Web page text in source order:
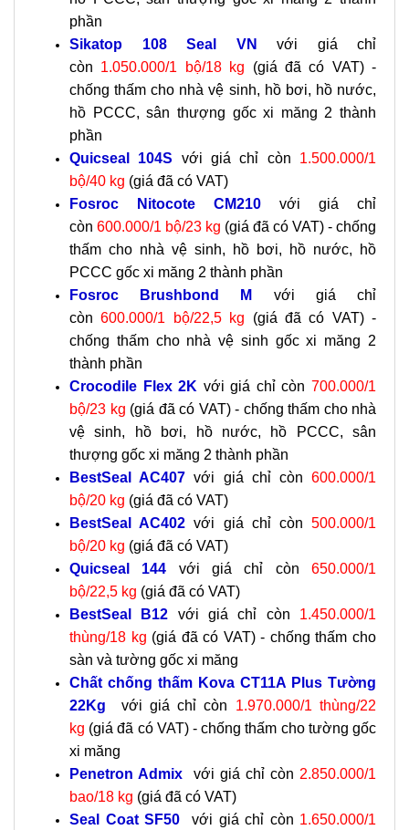
phần
Sikatop 108 Seal VN
với giá chỉ
còn 1.050.000/1 bộ/18 kg (giá đã có VAT) -
chống thấm cho nhà vệ sinh, hồ bơi, hồ nước,
hồ PCCC, sân thượng gốc xi măng 2 thành
phần
Quicseal 104S với giá chỉ còn 1.500.000/1
bộ/40 kg (giá đã có VAT)
Fosroc Nitocote CM210 với giá chỉ
còn 600.000/1 bộ/23 kg (giá đã có VAT) - chống
thấm cho nhà vệ sinh, hồ bơi, hồ nước, hồ
PCCC gốc xi măng 2 thành phần
Fosroc Brushbond M
với giá chỉ
còn600.000/1 bộ/22,5 kg (giá đã có VAT) -
chống thấm cho nhà vệ sinh gốc xi măng 2
thành phần
Crocodile Flex 2K với giá chỉ còn700.000/1
bộ/23 kg (giá đã có VAT) - chống thấm cho nhà
vệ sinh, hồ bơi, hồ nước, hồ PCCC, sân
thượng gốc xi măng 2 thành phần
BestSeal AC407với giá chỉ còn600.000/1
bộ/20 kg (giá đã có VAT)
BestSeal AC402với giá chỉ còn500.000/1
bộ/20 kg (giá đã có VAT)
Quicseal 144
với giá chỉ còn650.000/1
bộ/22,5 kg (giá đã có VAT)
BestSeal B12 với giá chỉ còn 1.450.000/1
thùng/18 kg (giá đã có VAT) - chống thấm cho
sàn và tường gốc xi măng
Chất chống thấm Kova CT11A Plus Tường
22Kg
với giá chỉ còn 1.970.000/1 thùng/22
kg (giá đã có VAT) - chống thấm cho tường gốc
xi măng
Penetron Admix với giá chỉ còn 2.850.000/1
bao/18 kg (giá đã có VAT)
Seal Coat SF50 với giá chỉ còn 1.650.000/1